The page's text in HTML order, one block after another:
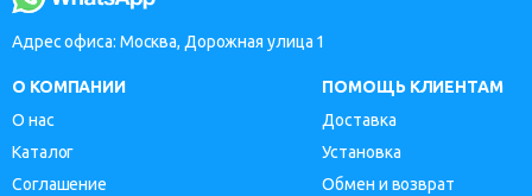
Адрес офиса: Москва, Дорожная улица 1
О КОМПАНИИ
О нас
Каталог
Соглашение
ПОМОЩЬ КЛИЕНТАМ
Доставка
Установка
Обмен и возврат